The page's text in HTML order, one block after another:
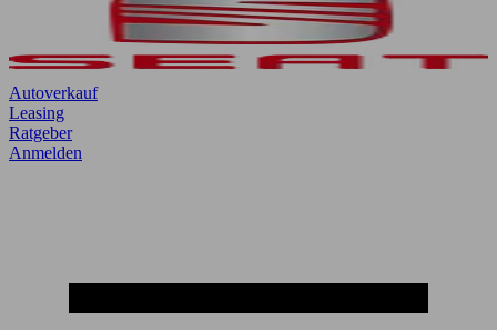
Autoverkauf
Leasing
Ratgeber
Anmelden